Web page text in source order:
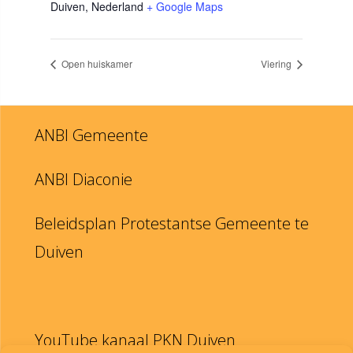
Duiven, Nederland + Google Maps
Open huiskamer Viering
ANBI Gemeente
ANBI Diaconie
Beleidsplan Protestantse Gemeente te
Duiven
YouTube kanaal PKN Duiven